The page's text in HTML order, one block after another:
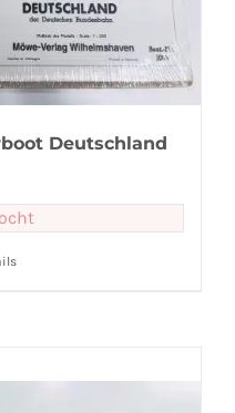
Deutschland